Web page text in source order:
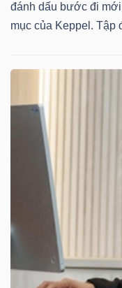
đánh dấu bước đi
mục của Keppel. Tập
Đào